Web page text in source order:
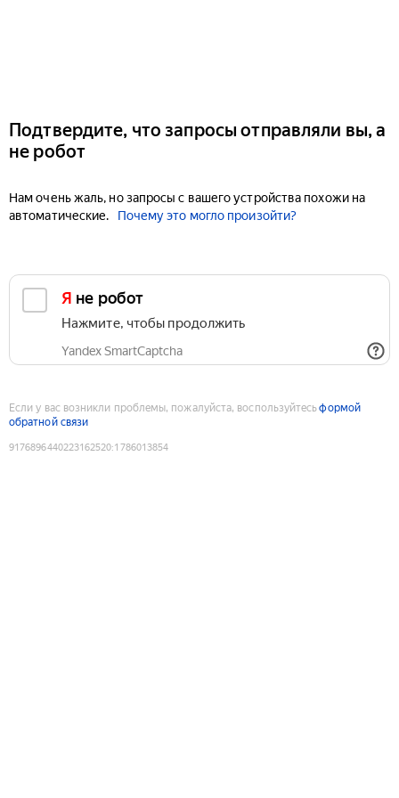
Подтвердите, что запросы отправляли вы, а
не робот
Нам очень жаль, но запросы с вашего устройства похожи на
автоматические.
Почему это могло произойти?
Я не робот
Нажмите, чтобы продолжить
Yandex SmartCaptcha
Если у вас возникли проблемы, пожалуйста, воспользуйтесьформой
обратной связи
9176896440223162520:1786013854